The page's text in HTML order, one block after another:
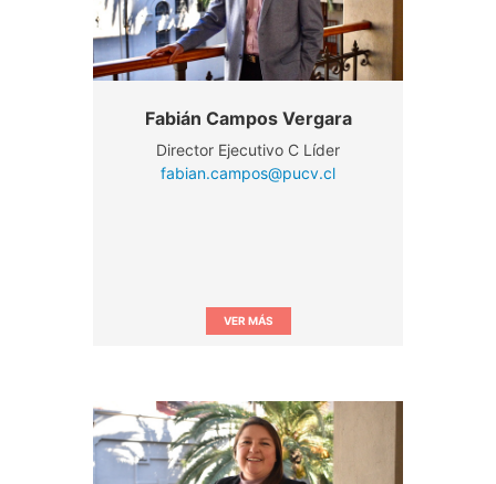
Fabián Campos Vergara
Director Ejecutivo C Líder
fabian.campos@pucv.cl
VER MÁS